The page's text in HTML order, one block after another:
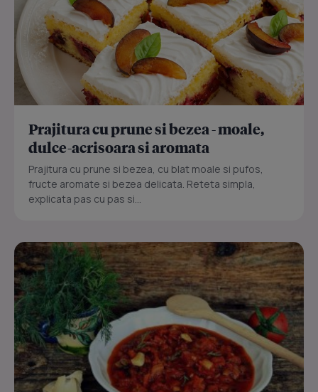
Prajitura cu prune si bezea - moale,
dulce-acrisoara si aromata
Prajitura cu prune si bezea, cu blat moale si pufos,
fructe aromate si bezea delicata. Reteta simpla,
explicata pas cu pas si...